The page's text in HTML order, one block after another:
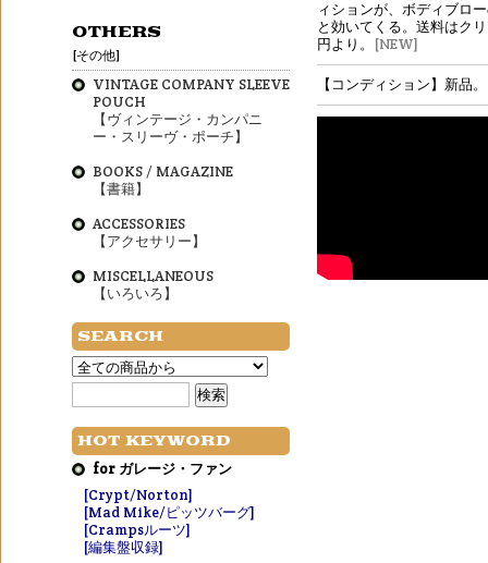
ィションが、ボディブロ
と効いてくる。送料はク
円より。
[NEW]
【コンディション】新品。
OTHERS
[その他]
VINTAGE COMPANY SLEEVE
POUCH
【ヴィンテージ・カンパニ
ー・スリーヴ・ポーチ】
BOOKS / MAGAZINE
【書籍】
ACCESSORIES
【アクセサリー】
MISCELLANEOUS
【いろいろ】
SEARCH
HOT KEYWORD
for ガレージ・ファン
[Crypt/Norton]
[Mad Mike/ピッツバーグ]
[Crampsルーツ]
[編集盤収録]